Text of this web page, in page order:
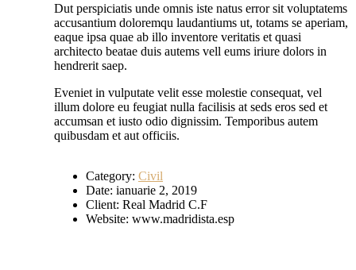
Dut perspiciatis unde omnis iste natus error sit voluptatems
accusantium doloremqu laudantiums ut, totams se aperiam,
eaque ipsa quae ab illo inventore veritatis et quasi
architecto beatae duis autems vell eums iriure dolors in
hendrerit saep.
Eveniet in vulputate velit esse molestie consequat, vel
illum dolore eu feugiat nulla facilisis at seds eros sed et
accumsan et iusto odio dignissim. Temporibus autem
quibusdam et aut officiis.
Category: Civil
Date: ianuarie 2, 2019
Client: Real Madrid C.F
Website: www.madridista.esp